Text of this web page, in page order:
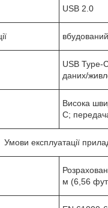
USB 2.0
USB Type-
даних/
Висока
C;
Умови експлуатації
м (6,56